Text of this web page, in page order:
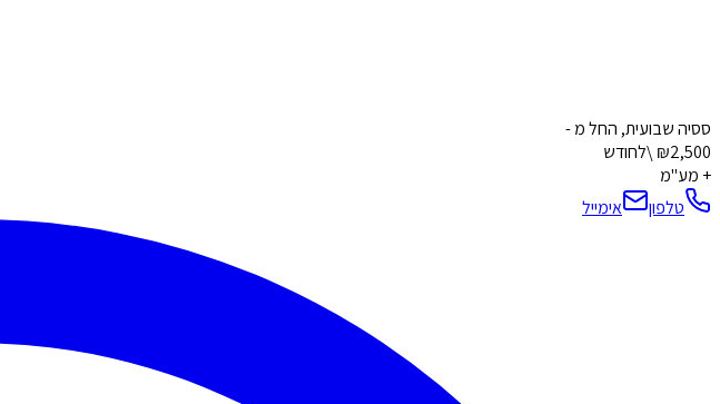
ססיה שבועית, החל מ -
₪2,500 \לחודש
+ מע"מ
טלפון
אימייל